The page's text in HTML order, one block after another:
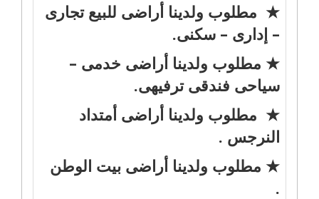
★ مطلوب ولدينا أراضى للبيع تجارى
– إدارى – سكنى.
★ مطلوب ولدينا أراضى خدمى –
سياحى فندقى ترفيهى.
★ مطلوب ولدينا أراضى أمتداد
النرجس .
★ مطلوب ولدينا أراضى بيت الوطن
.